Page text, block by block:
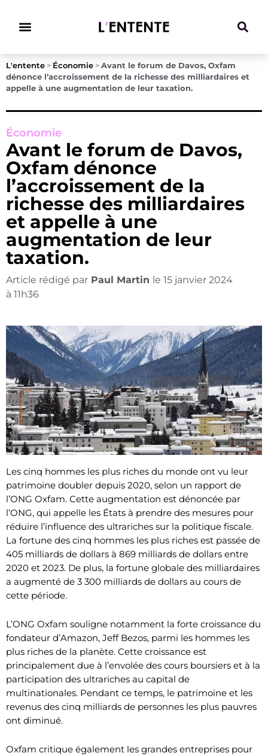
L'entente > Économie > Avant le forum de Davos, Oxfam
dénonce l’accroissement de la richesse des milliardaires et
appelle à une augmentation de leur taxation.
Économie
Avant le forum de Davos,
Oxfam dénonce
l’accroissement de la
richesse des milliardaires
et appelle à une
augmentation de leur
taxation.
Article rédigé par Paul Martin le 15 janvier 2024
à 11h36
Les cinq hommes les plus riches du monde ont vu leur
patrimoine doubler depuis 2020, selon un rapport de
l’ONG Oxfam. Cette augmentation est dénoncée par
l’ONG, qui appelle les États à prendre des mesures pour
réduire l’influence des ultrariches sur la politique fiscale.
La fortune des cinq hommes les plus riches est passée de
405 milliards de dollars à 869 milliards de dollars entre
2020 et 2023. De plus, la fortune globale des milliardaires
a augmenté de 3 300 milliards de dollars au cours de
cette période.
L’ONG Oxfam souligne notamment la forte croissance du
fondateur d’Amazon, Jeff Bezos, parmi les hommes les
plus riches de la planète. Cette croissance est
principalement due à l’envolée des cours boursiers et à la
participation des ultrariches au capital de
multinationales. Pendant ce temps, le patrimoine et les
revenus des cinq milliards de personnes les plus pauvres
ont diminué.
Oxfam critique également les grandes entreprises pour